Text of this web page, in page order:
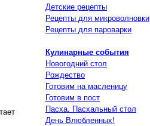
Детские рецепты
Рецепты для микроволновки
Рецепты для пароварки
Кулинарные события
Новогодний стол
Рождество
Готовим на масленицу
Готовим в пост
Пасха. Пасхальный стол
День Влюбленных!